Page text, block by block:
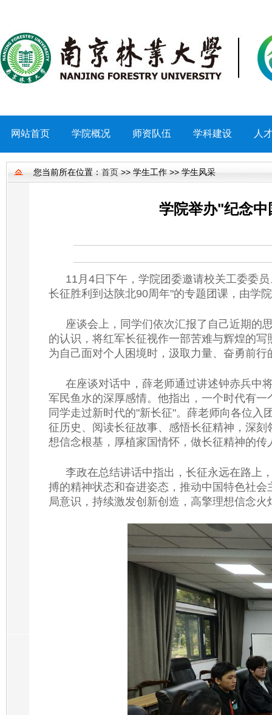
网站首页 学院概况 师资队伍 学科建设 人
您当前所在位置： 首页 >> 学生工作 >> 学生风采
学院举办"纪念
11月4日下午，学院团委邀请校关工委委
长征胜利到达陕北90周年"的专题团课，由学
座谈会上，同学们依次汇报了自己近期的
的认识，将红军长征视作一部苦难与辉煌的
为自己面对个人困境时，汲取力量、奋勇前行
在座谈对话中，薛老师通过讲述钟赤兵中
军民鱼水的深厚感情。他指出，一个时代有
同学走过新时代的"新长征"。薛老师向各位
征历史、阅读长征故事、感悟长征精神，深
想信念根基，厚植家国情怀，做长征精神的传
李政在总结讲话中指出，长征永远在路上
搏的精神状态和奋进姿态，推动中国特色社
局意识，持续激发创新创造，高擎理想信念